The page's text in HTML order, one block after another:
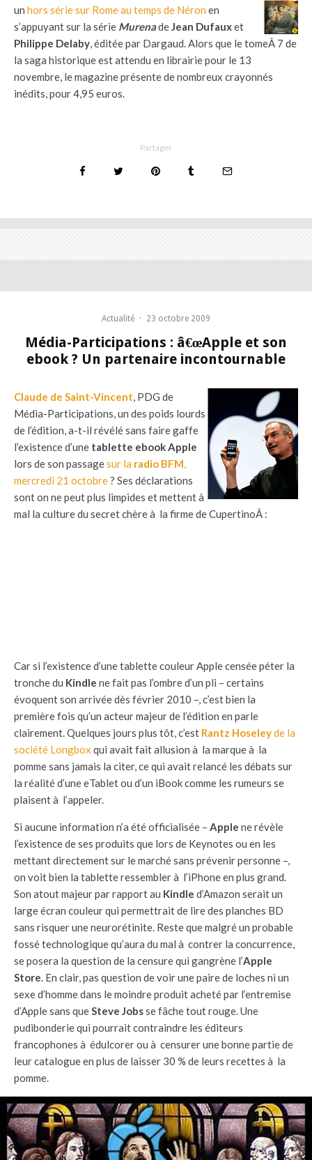
un hors série sur Rome au temps de Néron en
s’appuyant sur la série MurenadeJean Dufauxet
Philippe Delaby, éditée par Dargaud. Alors que le tomeÂ 7 de
la saga historique est attendu en librairie pour le 13
novembre, le magazine présente de nombreux crayonnés
inédits, pour 4,95 euros.
Partager
Actualité · 23 octobre 2009
Média-Participations : â€œApple et son
ebook ? Un partenaire incontournable
Claude de Saint-Vincent, PDG de
Média-Participations, un des poids lourds
de l’édition, a-t-il révélé sans faire gaffe
l’existence d’une tablette ebook Apple
lors de son passagesur la radio BFM,
mercredi 21 octobre? Ses déclarations
sont on ne peut plus limpides et mettent à
mal la culture du secret chère à la firme de CupertinoÂ :
Car si l’existence d’une tablette couleur Apple censée péter la
tronche du Kindle ne fait pas l’ombre d’un pli – certains
évoquent son arrivée dès février 2010 –, c’est bien la
première fois qu’un acteur majeur de l’édition en parle
clairement. Quelques jours plus tôt, c’est Rantz Hoseleyde la
société Longbox qui avait fait allusion à la marque à la
pomme sans jamais la citer, ce qui avait relancé les débats sur
la réalité d’une eTablet ou d’un iBook comme les rumeurs se
plaisent à l’appeler.
Si aucune information n’a été officialisée – Apple ne révèle
l’existence de ses produits que lors de Keynotes ou en les
mettant directement sur le marché sans prévenir personne –,
on voit bien la tablette ressembler à l’iPhone en plus grand.
Son atout majeur par rapport au Kindle d’Amazon serait un
large écran couleur qui permettrait de lire des planches BD
sans risquer une neurorétinite. Reste que malgré un probable
fossé technologique qu’aura du mal à contrer la concurrence,
se posera la question de la censure qui gangrène l’Apple
Store . En clair, pas question de voir une paire de loches ni un
sexe d’homme dans le moindre produit acheté par l’entremise
d’Apple sans que Steve Jobsse fâche tout rouge. Une
pudibonderie qui pourrait contraindre les éditeurs
francophones à édulcorer ou à censurer une bonne partie de
leur catalogue en plus de laisser 30 % de leurs recettes à la
pomme.